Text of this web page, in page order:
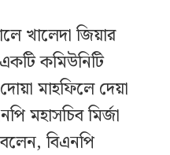
খালেদা জিয়ার
কমিউনিটি
মাহফিলে দেয়া
মহাসচিব মির্জা
বিএনপি